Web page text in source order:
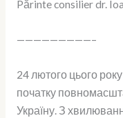
Părinte consilier dr.
—————————–
24 лютого цього
початку
Україну. З